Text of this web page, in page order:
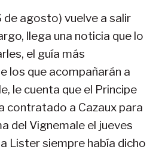
de agosto) vuelve a salir
llega una noticia que lo
el guía más
los que acompañarán a
le cuenta que el Principe
contratado a Cazaux para
del Vignemale el jueves
Lister siempre había dicho